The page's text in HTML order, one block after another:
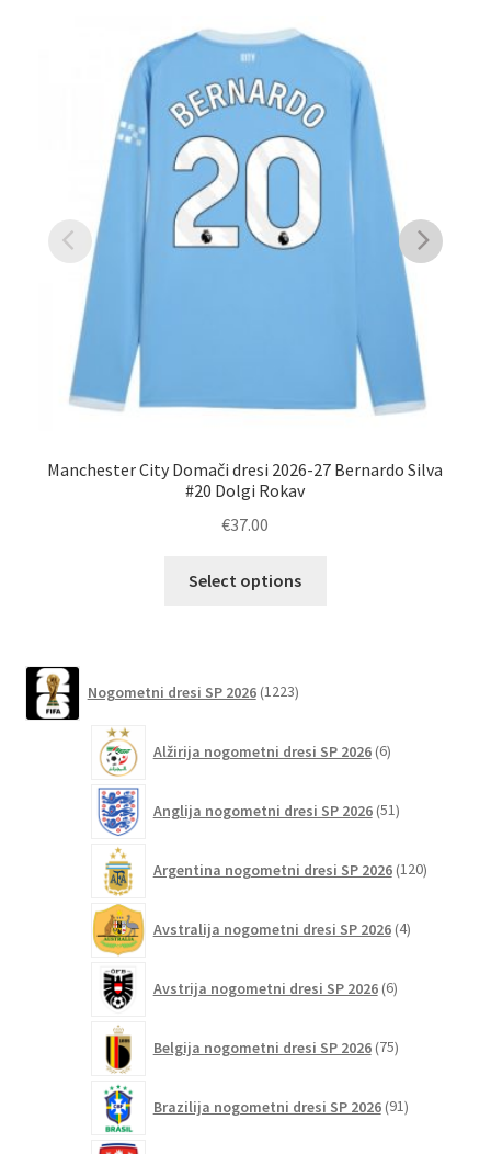
Manchester City Domači dresi 2026-27 Bernardo Silva
#20 Dolgi Rokav
€37.00
Select options
izberete
strani
Nogometni dresi SP 2026 1223izdelkov
Alžirija nogometni dresi SP 2026 6izdelkov
Anglija nogometni dresi SP 2026 51izdelkov
Argentina nogometni dresi SP 2026 120izdelkov
Avstralija nogometni dresi SP 2026 4izdelki
Avstrija nogometni dresi SP 2026 6izdelkov
Belgija nogometni dresi SP 2026 75izdelkov
Brazilija nogometni dresi SP 2026 91izdelkov